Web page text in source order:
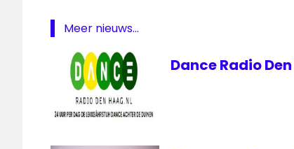
Meer nieuws...
Dance Radio